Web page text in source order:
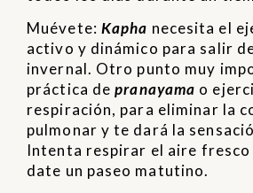
Muévete: Kapha necesita el
activo y dinámico para salir
invernal. Otro punto muy
práctica depranayama o
respiración, para eliminar la
pulmonar y te dará la
Intenta respirar el aire fresco
date un paseo matutino.